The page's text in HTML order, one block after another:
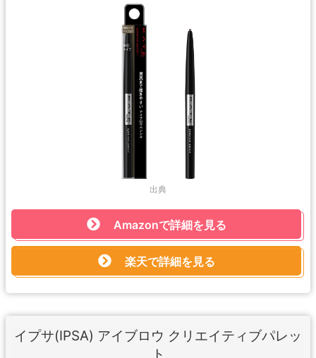
出典
Amazonで詳細を見る
楽天で詳細を見る
イプサ(IPSA) アイブロウ クリエイティブパレッ
ト